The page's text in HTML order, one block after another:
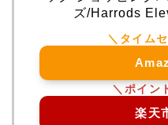
ズ/Harrods
楽天